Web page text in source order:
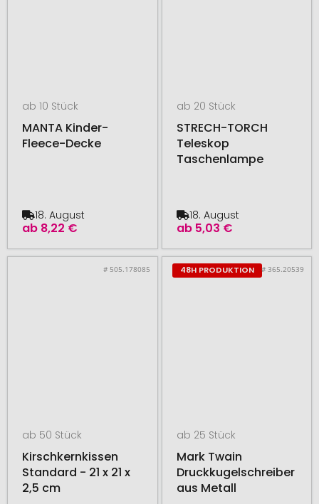
ab 10 Stück
MANTA Kinder-
Fleece-Decke
ab 8,22 €
18. August
ab 20 Stück
STRECH-TORCH
Teleskop
Taschenlampe
ab 5,03 €
18. August
# 505.178085
ab 50 Stück
Kirschkernkissen
Standard - 21 x 21 x
2,5 cm
48H PRODUKTION # 365.20539
ab 25 Stück
Mark Twain
Druckkugelschreiber
aus Metall